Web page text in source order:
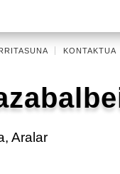
KONTAKTUA
Aralar